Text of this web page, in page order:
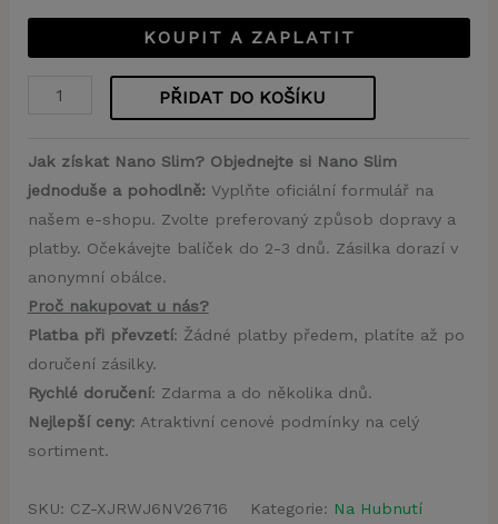
KOUPIT A ZAPLATIT
PŘIDAT DO KOŠÍKU
Jak získat Nano Slim? Objednejte si Nano Slim
jednoduše a pohodlně:Vyplňte oficiální formulář na
našem e-shopu. Zvolte preferovaný způsob dopravy a
platby. Očekávejte balíček do 2-3 dnů. Zásilka dorazí v
anonymní obálce.
Proč nakupovat u nás?
Platba při převzetí: Žádné platby předem, platíte až po
doručení zásilky.
Rychlé doručení: Zdarma a do několika dnů.
Nejlepší ceny: Atraktivní cenové podmínky na celý
sortiment.
SKU: CZ-XJRWJ6NV26716 Kategorie: Na Hubnutí